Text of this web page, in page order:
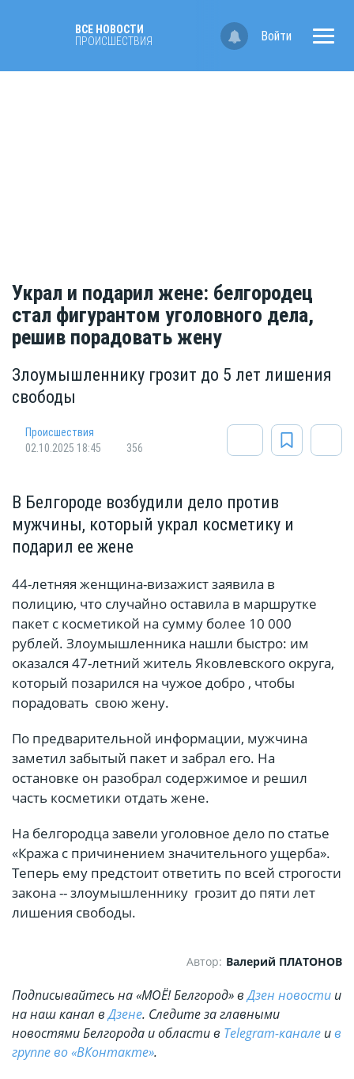
ВСЕ НОВОСТИ
ПРОИСШЕСТВИЯ
Войти
Украл и подарил жене: белгородец
стал фигурантом уголовного дела,
решив порадовать жену
Злоумышленнику грозит до 5 лет лишения
свободы
Происшествия
02.10.2025 18:45
356
В Белгороде возбудили дело против
мужчины, который украл косметику и
подарил ее жене
44-летняя женщина-визажист заявила в
полицию, что случайно оставила в маршрутке
пакет с косметикой на сумму более 10 000
рублей. Злоумышленника нашли быстро: им
оказался 47-летний житель Яковлевского округа,
который позарился на чужое добро , чтобы
порадовать свою жену.
По предварительной информации, мужчина
заметил забытый пакет и забрал его. На
остановке он разобрал содержимое и решил
часть косметики отдать жене.
На белгородца завели уголовное дело по статье
«Кража с причинением значительного ущерба».
Теперь ему предстоит ответить по всей строгости
закона -- злоумышленнику грозит до пяти лет
лишения свободы.
Автор: Валерий ПЛАТОНОВ
Подписывайтесь на «МОЁ! Белгород» вДзен новости и
на наш канал вДзене. Cледите за главными
новостями Белгорода и области в Telegram-канале ив
группе во «ВКонтакте».